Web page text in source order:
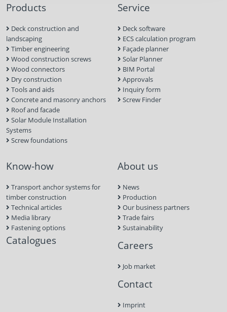
Products
Deck construction and
landscaping
Timber engineering
Wood construction screws
Wood connectors
Dry construction
Tools and aids
Concrete and masonry anchors
Roof and facade
Solar Module Installation
Systems
Screw foundations
Service
Deck software
ECS calculation program
Façade planner
Solar Planner
BIM Portal
Approvals
Inquiry form
Screw Finder
Know-how
Transport anchor systems for
timber construction
Technical articles
Media library
Fastening options
Catalogues
About us
News
Production
Our business partners
Trade fairs
Sustainability
Careers
Job market
Contact
Imprint